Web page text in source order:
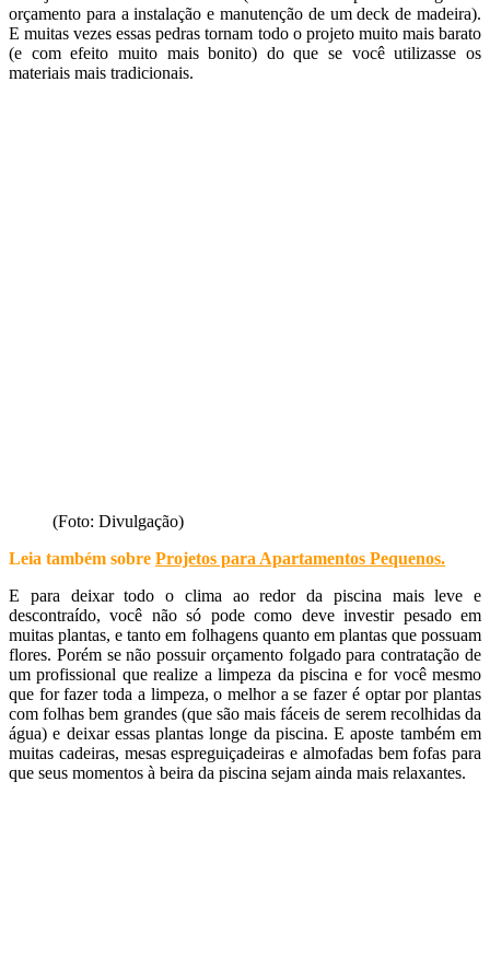
orçamento para a instalação e manutenção de um deck de madeira).
E muitas vezes essas pedras tornam todo o projeto muito mais barato
(e com efeito muito mais bonito) do que se você utilizasse os
materiais mais tradicionais.
(Foto: Divulgação)
Leia também sobre Projetos para Apartamentos Pequenos.
E para deixar todo o clima ao redor da piscina mais leve e
descontraído, você não só pode como deve investir pesado em
muitas plantas, e tanto em folhagens quanto em plantas que possuam
flores. Porém se não possuir orçamento folgado para contratação de
um profissional que realize a limpeza da piscina e for você mesmo
que for fazer toda a limpeza, o melhor a se fazer é optar por plantas
com folhas bem grandes (que são mais fáceis de serem recolhidas da
água) e deixar essas plantas longe da piscina. E aposte também em
muitas cadeiras, mesas espreguiçadeiras e almofadas bem fofas para
que seus momentos à beira da piscina sejam ainda mais relaxantes.